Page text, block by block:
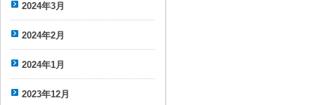
2024年3月
2024年2月
2024年1月
2023年12月